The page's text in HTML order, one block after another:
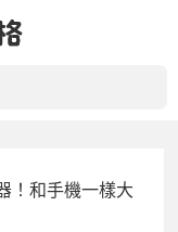
！和手機一樣大